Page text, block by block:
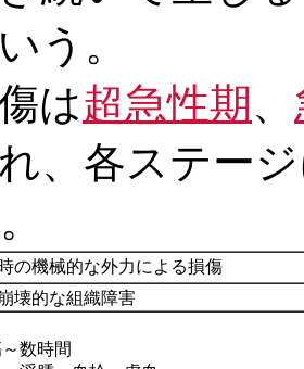
う。
は超急性期 、
、各ステー
の機械的な外力による損傷
壊的な組織障害
数時間